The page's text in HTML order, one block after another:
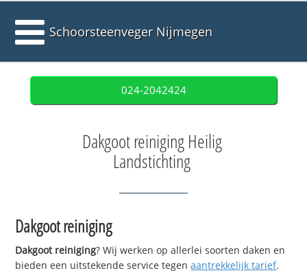
Schoorsteenveger Nijmegen
024-2042424
Dakgoot reiniging Heilig
Landstichting
Dakgoot reiniging
Dakgoot reiniging? Wij werken op allerlei soorten daken en
bieden een uitstekende service tegenaantrekkelijk tarief.